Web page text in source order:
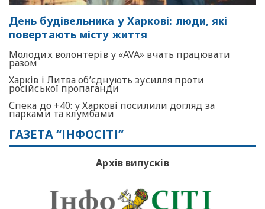
День будівельника у Харкові: люди, які
повертають місту життя
Молодих волонтерів у «AVA» вчать працювати
разом
Харків і Литва об’єднують зусилля проти
російської пропаганди
Спека до +40: у Харкові посилили догляд за
парками та клумбами
ГАЗЕТА “ІНФОСІТІ”
Архів випусків